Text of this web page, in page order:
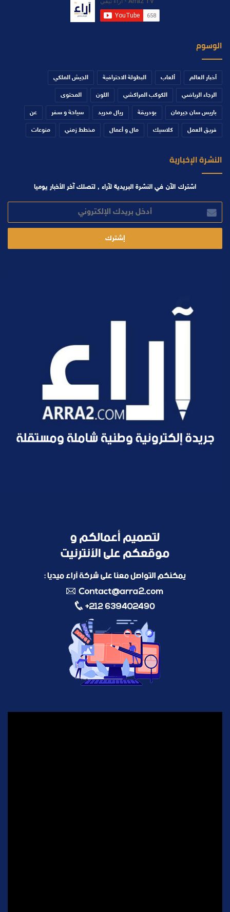
الوسوم
أخبار العالم ألعاب البطولة الاحترافية الجيش الملكي
الرجاء الرياضي الكوكب المراكشي اللون المحتوى
باريس سان جيرمان بودريقة ريال مدريد سياحة و سفر عن
فريق العمل كلاسيك مال و أعمال مخطط زمني منوعات
النشرة الإخبارية
اشترك الآن في النشرة البريدية لآراء , لتصلك آخر الأخبار يوميا
بريدك
الإلكتروني